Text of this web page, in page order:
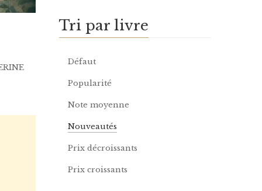
Tri par livre
Défaut
Popularité
Note moyenne
Nouveautés
Prix décroissants
Prix croissants